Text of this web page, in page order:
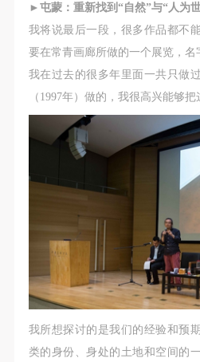
►屯蒙：重新找到“自然”与“人为
我将说最后一段，很多作品都不
要在常青画廊所做的一个展览，名
我在过去的很多年里面一共只做
（1997年）做的，我很高兴能够
我所想探讨的是我们的经验和预
类的身份、身处的土地和空间的